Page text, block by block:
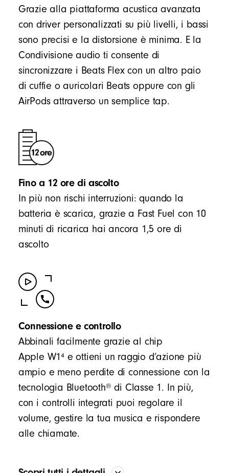
Grazie alla piattaforma acustica avanzata
con driver personalizzati su più livelli, i bassi
sono precisi e la distorsione è minima. E la
Condivisione audio ti consente di
sincronizzare i Beats Flex con un altro paio
di cuffie o auricolari Beats oppure con gli
AirPods attraverso un semplice tap.
Fino a 12 ore di ascolto
In più non rischi interruzioni: quando la
batteria è scarica, grazie a Fast Fuel con 10
minuti di ricarica hai ancora 1,5 ore di
ascolto
Connessione e controllo
Abbinali facilmente grazie al chip
Apple W14 e ottieni un raggio d’azione più
ampio e meno perdite di connessione con la
tecnologia Bluetooth® di Classe 1. In più,
con i controlli integrati puoi regolare il
volume, gestire la tua musica e rispondere
alle chiamate.